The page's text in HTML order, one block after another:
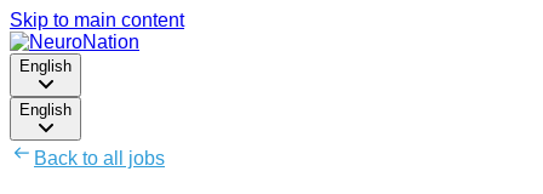
Skip to main content
English
English
Back to all jobs